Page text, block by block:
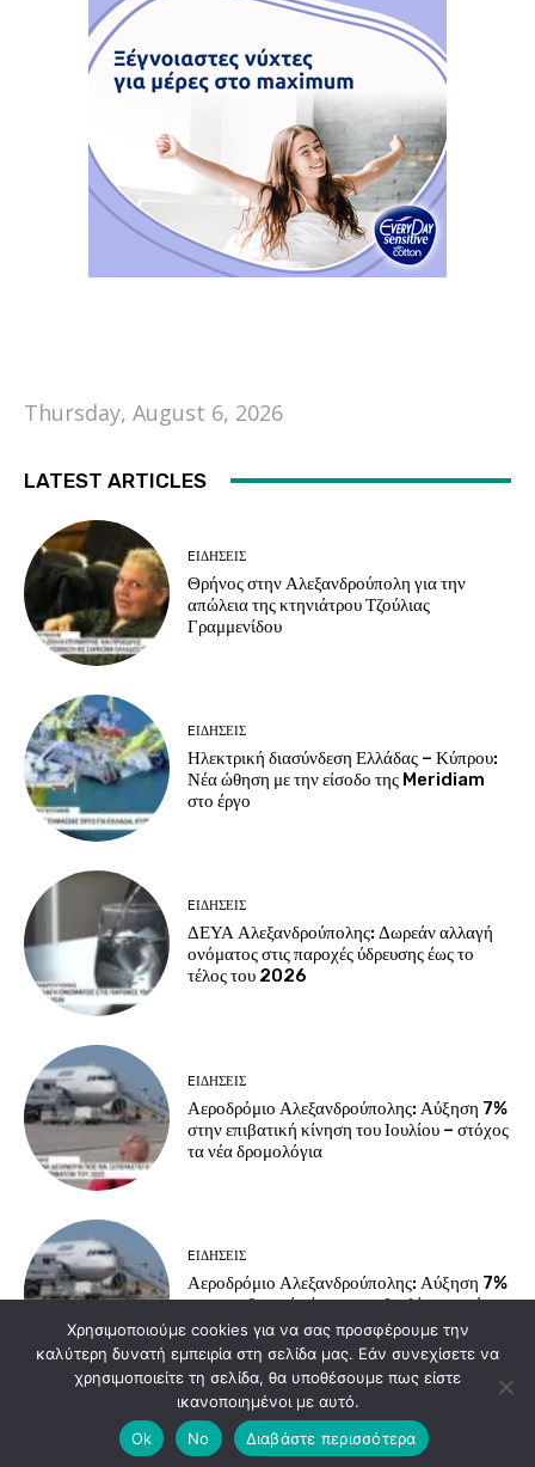
Thursday, August 6, 2026
LATEST ARTICLES
EΙΔΗΣΕΙΣ
Θρήνος στην Αλεξανδρούπολη για την
απώλεια της κτηνιάτρου Τζούλιας
Γραμμενίδου
EΙΔΗΣΕΙΣ
Ηλεκτρική διασύνδεση Ελλάδας – Κύπρου:
Νέα ώθηση με την είσοδο της Meridiam
στο έργο
EΙΔΗΣΕΙΣ
ΔΕΥΑ Αλεξανδρούπολης: Δωρεάν αλλαγή
ονόματος στις παροχές ύδρευσης έως το
τέλος του 2026
EΙΔΗΣΕΙΣ
Αεροδρόμιο Αλεξανδρούπολης: Αύξηση 7%
στην επιβατική κίνηση του Ιουλίου – στόχος
τα νέα δρομολόγια
EΙΔΗΣΕΙΣ
Αεροδρόμιο Αλεξανδρούπολης: Αύξηση 7%
στην επιβατική κίνηση του Ιουλίου – στόχος
τα νέα δρομολόγια
Load more
Χρησιμοποιούμε cookies για να σας προσφέρουμε την
καλύτερη δυνατή εμπειρία στη σελίδα μας. Εάν συνεχίσετε να
χρησιμοποιείτε τη σελίδα, θα υποθέσουμε πως είστε
ικανοποιημένοι με αυτό.
Ok
No Διαβάστε περισσότερα